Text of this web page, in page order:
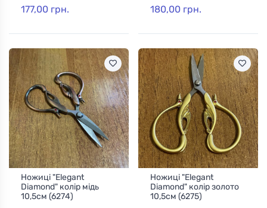
177,00 грн. 180,00 грн.
Ножиці "Elegant
Diamond" колір мідь
10,5см (6274)
Ножиці "Elegant
Diamond" колір золото
10,5см (6275)